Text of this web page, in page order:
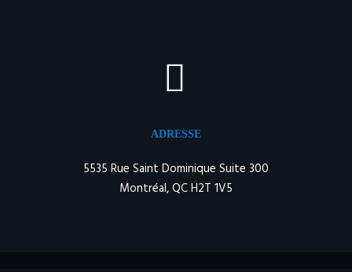


ADRESSE
5535 Rue Saint Dominique Suite 300
Montréal, QC H2T 1V5